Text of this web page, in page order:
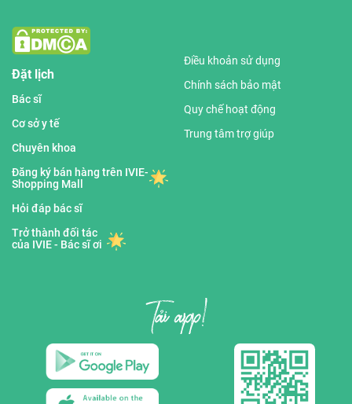
Đặt lịch
Bác sĩ
Cơ sở y tế
Chuyên khoa
Đăng ký bán hàng trên IVIE-
Shopping Mall
Hỏi đáp bác sĩ
Trở thành đối tác
của IVIE - Bác sĩ ơi
Điều khoản sử dụng
Chính sách bảo mật
Quy chế hoạt động
Trung tâm trợ giúp